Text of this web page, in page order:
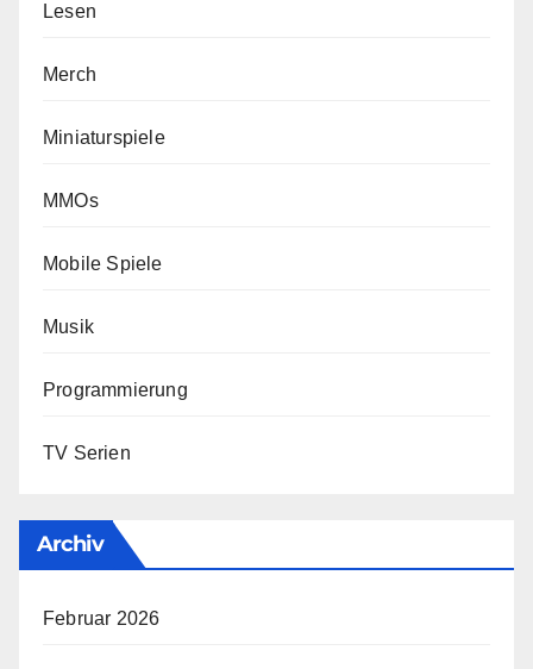
Lesen
Merch
Miniaturspiele
MMOs
Mobile Spiele
Musik
Programmierung
TV Serien
Archiv
Februar 2026